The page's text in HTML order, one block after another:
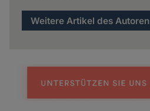
Weitere Artikel des Autoren